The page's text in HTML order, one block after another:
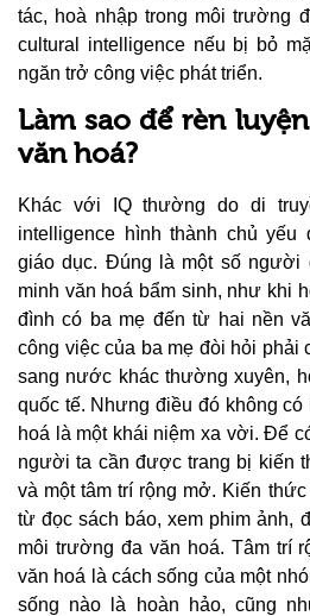
tác, hoà nhập trong môi trường
cultural intelligence nếu bị bỏ
ngăn trở công việc phát triển.
Làm sao để rèn
văn hoá?
Khác với IQ thường do di
intelligence hình thành chủ
giáo dục. Đúng là một số người
minh văn hoá bẩm sinh, như khi
đình có ba mẹ đến từ hai nền
công việc của ba mẹ đòi hỏi phải
sang nước khác thường xuyên,
quốc tế. Nhưng điều đó không có
hoá là một khái niệm xa vời. Để
người ta cần được trang bị kiến
và một tâm trí rộng mở. Kiến
từ đọc sách báo, xem phim ảnh,
môi trường đa văn hoá. Tâm trí
văn hoá là cách sống của một
sống nào là hoàn hảo, cũng